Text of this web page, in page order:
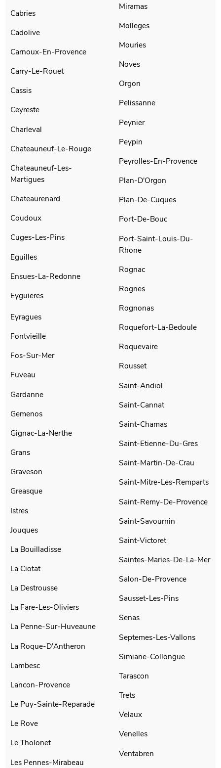
Cabries
Cadolive
Carnoux-En-Provence
Carry-Le-Rouet
Cassis
Ceyreste
Charleval
Chateauneuf-Le-Rouge
Chateauneuf-Les-
Martigues
Chateaurenard
Coudoux
Cuges-Les-Pins
Eguilles
Ensues-La-Redonne
Eyguieres
Eyragues
Fontvieille
Fos-Sur-Mer
Fuveau
Gardanne
Gemenos
Gignac-La-Nerthe
Grans
Graveson
Greasque
Istres
Jouques
La Bouilladisse
La Ciotat
La Destrousse
La Fare-Les-Oliviers
La Penne-Sur-Huveaune
La Roque-D'Antheron
Lambesc
Lancon-Provence
Le Puy-Sainte-Reparade
Le Rove
Le Tholonet
Les Pennes-Mirabeau
Miramas
Molleges
Mouries
Noves
Orgon
Pelissanne
Peynier
Peypin
Peyrolles-En-Provence
Plan-D'Orgon
Plan-De-Cuques
Port-De-Bouc
Port-Saint-Louis-Du-
Rhone
Rognac
Rognes
Rognonas
Roquefort-La-Bedoule
Roquevaire
Rousset
Saint-Andiol
Saint-Cannat
Saint-Chamas
Saint-Etienne-Du-Gres
Saint-Martin-De-Crau
Saint-Mitre-Les-Remparts
Saint-Remy-De-Provence
Saint-Savournin
Saint-Victoret
Saintes-Maries-De-La-Mer
Salon-De-Provence
Sausset-Les-Pins
Senas
Septemes-Les-Vallons
Simiane-Collongue
Tarascon
Trets
Velaux
Venelles
Ventabren